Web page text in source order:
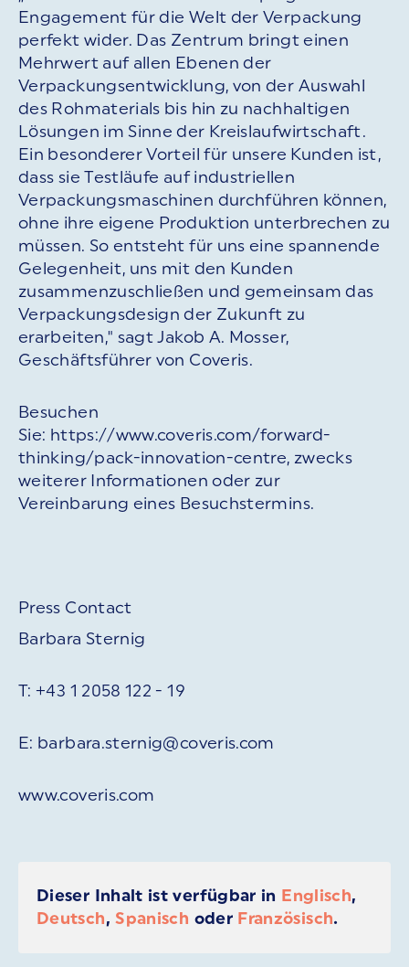
Engagement für die Welt der Verpackung
perfekt wider. Das Zentrum bringt einen
Mehrwert auf allen Ebenen der
Verpackungsentwicklung, von der Auswahl
des Rohmaterials bis hin zu nachhaltigen
Lösungen im Sinne der Kreislaufwirtschaft.
Ein besonderer Vorteil für unsere Kunden ist,
dass sie Testläufe auf industriellen
Verpackungsmaschinen durchführen können,
ohne ihre eigene Produktion unterbrechen zu
müssen. So entsteht für uns eine spannende
Gelegenheit, uns mit den Kunden
zusammenzuschließen und gemeinsam das
Verpackungsdesign der Zukunft zu
erarbeiten," sagt Jakob A. Mosser,
Geschäftsführer von Coveris.
Besuchen
Sie: https://www.coveris.com/forward-
thinking/pack-innovation-centre, zwecks
weiterer Informationen oder zur
Vereinbarung eines Besuchstermins.
Press Contact
Barbara Sternig
T: +43 1 2058 122 - 19
E: barbara.sternig@coveris.com
www.coveris.com
Dieser Inhalt ist verfügbar in Englisch,
Deutsch,Spanisch oder Französisch.